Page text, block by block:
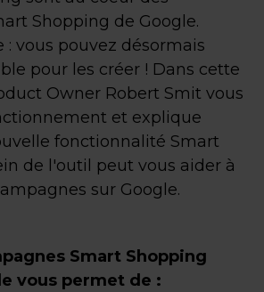
Shopping de Google.
: vous pouvez désormais
pour les créer ! Dans cette
Owner Robert Smit vous
et explique
fonctionnalité Smart
de l'outil peut vous aider à
sur Google.
Smart Shopping
vous permet de :